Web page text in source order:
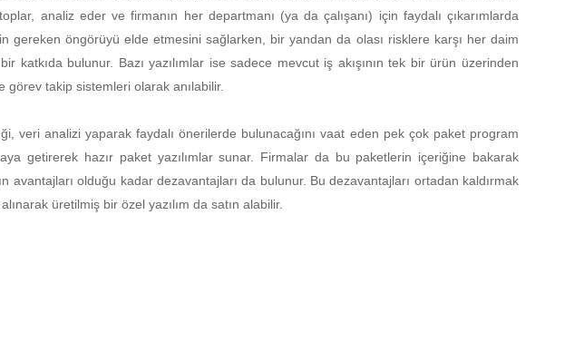
analiz eder ve firmanın her departmanı (ya da çalışanı) için faydalı çıkarımlarda
gereken öngörüyü elde etmesini sağlarken, bir yandan da olası risklere karşı her daim
katkıda bulunur. Bazı yazılımlar ise sadece mevcut iş akışının tek bir ürün üzerinden
görev takip sistemleri olarak anılabilir.
veri analizi yaparak faydalı önerilerde bulunacağını vaat eden pek çok paket program
getirerek hazır paket yazılımlar sunar. Firmalar da bu paketlerin içeriğine bakarak
avantajları olduğu kadar dezavantajları da bulunur. Bu dezavantajları ortadan kaldırmak
üretilmiş bir özel yazılım da satın alabilir.